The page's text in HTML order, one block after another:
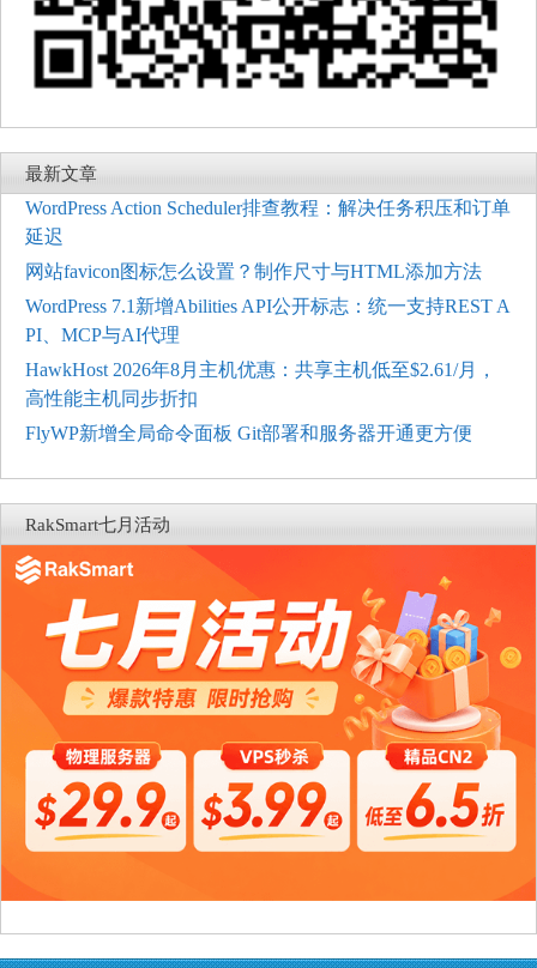
最新文章
WordPress Action Scheduler排查教程：解决任务积压和订单
延迟
网站favicon图标怎么设置？制作尺寸与HTML添加方法
WordPress 7.1新增Abilities API公开标志：统一支持REST A
PI、MCP与AI代理
HawkHost 2026年8月主机优惠：共享主机低至$2.61/月，
高性能主机同步折扣
FlyWP新增全局命令面板 Git部署和服务器开通更方便
RakSmart七月活动